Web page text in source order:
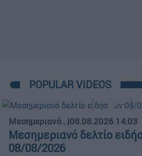
POPULAR VIDEOS
Μεσημεριανό...|08.08.2026 14:03
Μεσημεριανό δελτίο
08/08/2026